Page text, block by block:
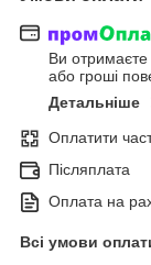
Ви
або гроші
Детальніше
Оплатити
Післяплата
Оплата на
Всі умови